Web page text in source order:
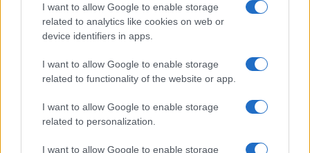
I want to allow Google to enable storage
related to analytics like cookies on web or
device identifiers in apps.
I want to allow Google to enable storage
related to functionality of the website or app.
I want to allow Google to enable storage
related to personalization.
I want to allow Google to enable storage
Caldo record in Europa: rischi per la salute e ambiente